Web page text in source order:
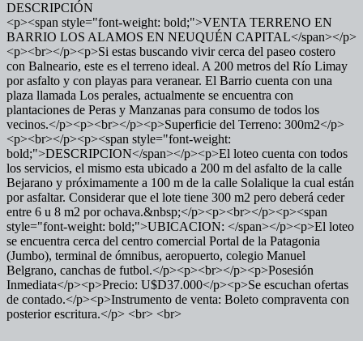
DESCRIPCIÓN
<p><span style="font-weight: bold;">VENTA TERRENO EN
BARRIO LOS ALAMOS EN NEUQUÉN CAPITAL</span></p>
<p><br></p><p>Si estas buscando vivir cerca del paseo costero
con Balneario, este es el terreno ideal. A 200 metros del Río Limay
por asfalto y con playas para veranear. El Barrio cuenta con una
plaza llamada Los perales, actualmente se encuentra con
plantaciones de Peras y Manzanas para consumo de todos los
vecinos.</p><p><br></p><p>Superficie del Terreno: 300m2</p>
<p><br></p><p><span style="font-weight:
bold;">DESCRIPCION</span></p><p>El loteo cuenta con todos
los servicios, el mismo esta ubicado a 200 m del asfalto de la calle
Bejarano y próximamente a 100 m de la calle Solalique la cual están
por asfaltar. Considerar que el lote tiene 300 m2 pero deberá ceder
entre 6 u 8 m2 por ochava.&nbsp;</p><p><br></p><p><span
style="font-weight: bold;">UBICACION: </span></p><p>El loteo
se encuentra cerca del centro comercial Portal de la Patagonia
(Jumbo), terminal de ómnibus, aeropuerto, colegio Manuel
Belgrano, canchas de futbol.</p><p><br></p><p>Posesión
Inmediata</p><p>Precio: U$D37.000</p><p>Se escuchan ofertas
de contado.</p><p>Instrumento de venta: Boleto compraventa con
posterior escritura.</p> <br> <br>